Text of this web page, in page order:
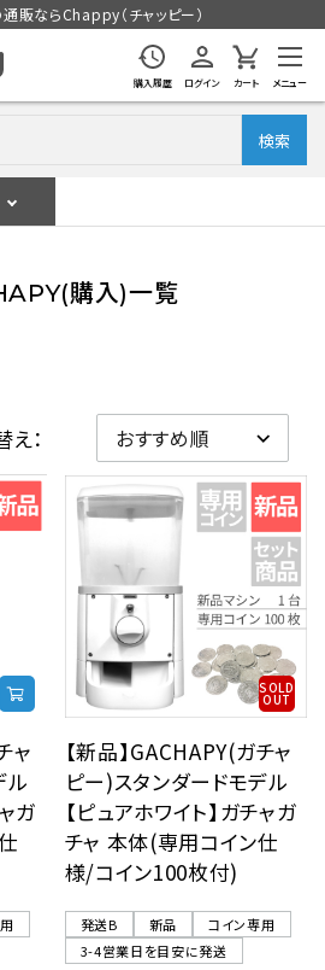
販ならChappy（チャッピー）
購入履歴 ログイン カート メニュー
検索
ご質問
購入)一覧
：
ャ
ル
ガ
SOLD
OUT
【新品】GACHAPY(ガチャ
ピー)スタンダードモデル
【ピュアホワイト】ガチャガ
チャ 本体(専用コイン仕
様/コイン100枚付)
発送B 新品
コイン専用
3-4営業日を目安に発送